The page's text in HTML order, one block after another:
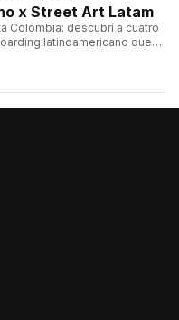
x Street Art Latam
Colombia: descubrí a cuatro
latinoamericano que